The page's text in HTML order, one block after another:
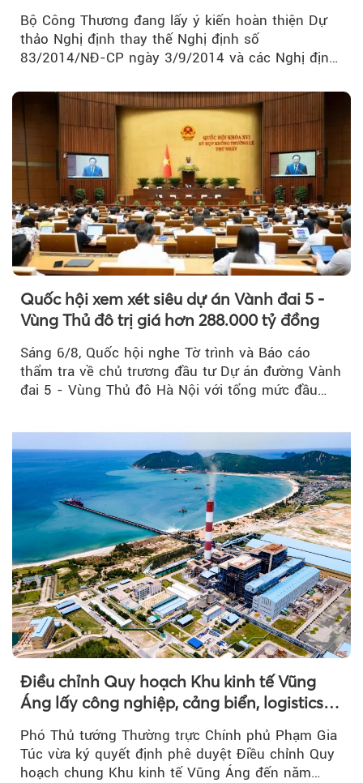
Bộ Công Thương đang lấy ý kiến hoàn thiện Dự
thảo Nghị định thay thế Nghị định số
83/2014/NĐ-CP ngày 3/9/2014 và các Nghị định
Quốc hội xem xét siêu dự án Vành đai 5 -
Vùng Thủ đô trị giá hơn 288.000 tỷ đồng
Sáng 6/8, Quốc hội nghe Tờ trình và Báo cáo
thẩm tra về chủ trương đầu tư Dự án đường Vành
đai 5 - Vùng Thủ đô Hà Nội với tổng mức đầu
Điều chỉnh Quy hoạch Khu kinh tế Vũng
Áng lấy công nghiệp, cảng biển, logistics
Phó Thủ tướng Thường trực Chính phủ Phạm Gia
Túc vừa ký quyết định phê duyệt Điều chỉnh Quy
hoạch chung Khu kinh tế Vũng Áng đến năm